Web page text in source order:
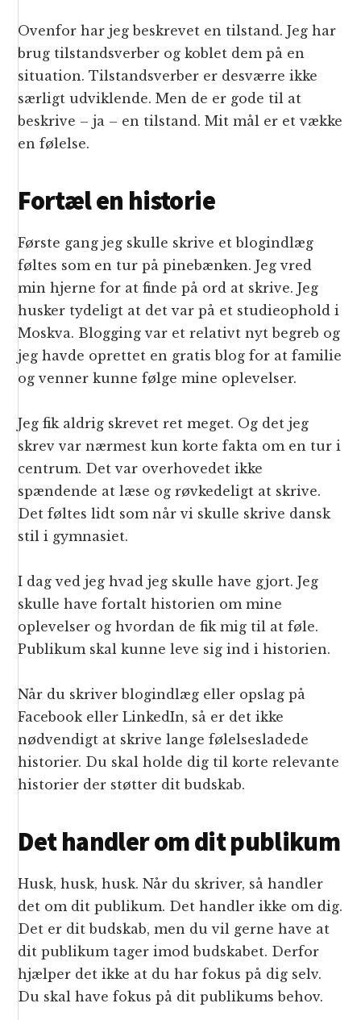
Ovenfor har jeg beskrevet en tilstand. Jeg har
brug tilstandsverber og koblet dem på en
situation. Tilstandsverber er desværre ikke
særligt udviklende. Men de er gode til at
beskrive – ja – en tilstand. Mit mål er et vække
en følelse.
Fortæl en historie
Første gang jeg skulle skrive et blogindlæg
føltes som en tur på pinebænken. Jeg vred
min hjerne for at finde på ord at skrive. Jeg
husker tydeligt at det var på et studieophold i
Moskva. Blogging var et relativt nyt begreb og
jeg havde oprettet en gratis blog for at familie
og venner kunne følge mine oplevelser.
Jeg fik aldrig skrevet ret meget. Og det jeg
skrev var nærmest kun korte fakta om en tur i
centrum. Det var overhovedet ikke
spændende at læse og røvkedeligt at skrive.
Det føltes lidt som når vi skulle skrive dansk
stil i gymnasiet.
I dag ved jeg hvad jeg skulle have gjort. Jeg
skulle have fortalt historien om mine
oplevelser og hvordan de fik mig til at føle.
Publikum skal kunne leve sig ind i historien.
Når du skriver blogindlæg eller opslag på
Facebook eller LinkedIn, så er det ikke
nødvendigt at skrive lange følelsesladede
historier. Du skal holde dig til korte relevante
historier der støtter dit budskab.
Det handler om dit publikum
Husk, husk, husk. Når du skriver, så handler
det om dit publikum. Det handler ikke om dig.
Det er dit budskab, men du vil gerne have at
dit publikum tager imod budskabet. Derfor
hjælper det ikke at du har fokus på dig selv.
Du skal have fokus på dit publikums behov.